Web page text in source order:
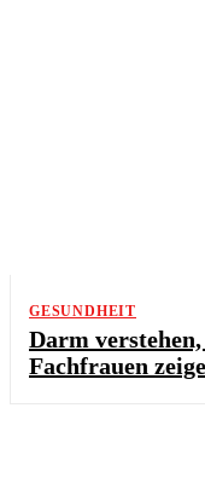
GESUNDHEIT
Darm
Fachfrauen